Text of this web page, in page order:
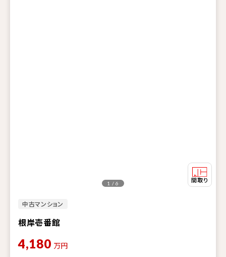
中古マンション
根岸壱番館
1 / 6
4,180 万円